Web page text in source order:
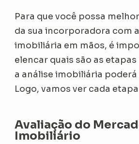
Para que você possa
da sua incorporadora com
imobiliária em mãos, é
elencar quais são as
a análise imobiliária
Logo, vamos ver cada
Avaliação do
Imobiliário